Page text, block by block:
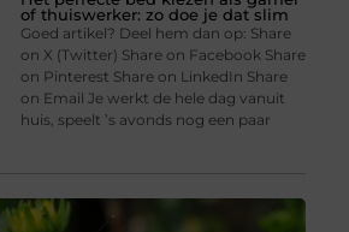
of thuiswerker: zo doe je dat slim
Goed artikel? Deel hem dan op: Share
on X (Twitter) Share on Facebook Share
on Pinterest Share on LinkedIn Share
on Email Je werkt de hele dag vanuit
huis, speelt ’s avonds nog een paar